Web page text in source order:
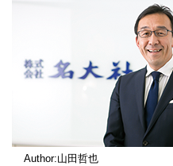
Author:山田哲也